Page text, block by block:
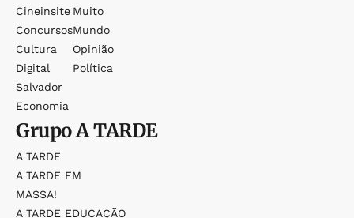
Cineinsite
Concursos
Cultura
Digital
Salvador
Economia
Muito
Mundo
Opinião
Política
GrupoA TARDE
A TARDE
A TARDE FM
MASSA!
A TARDE EDUCAÇÃO